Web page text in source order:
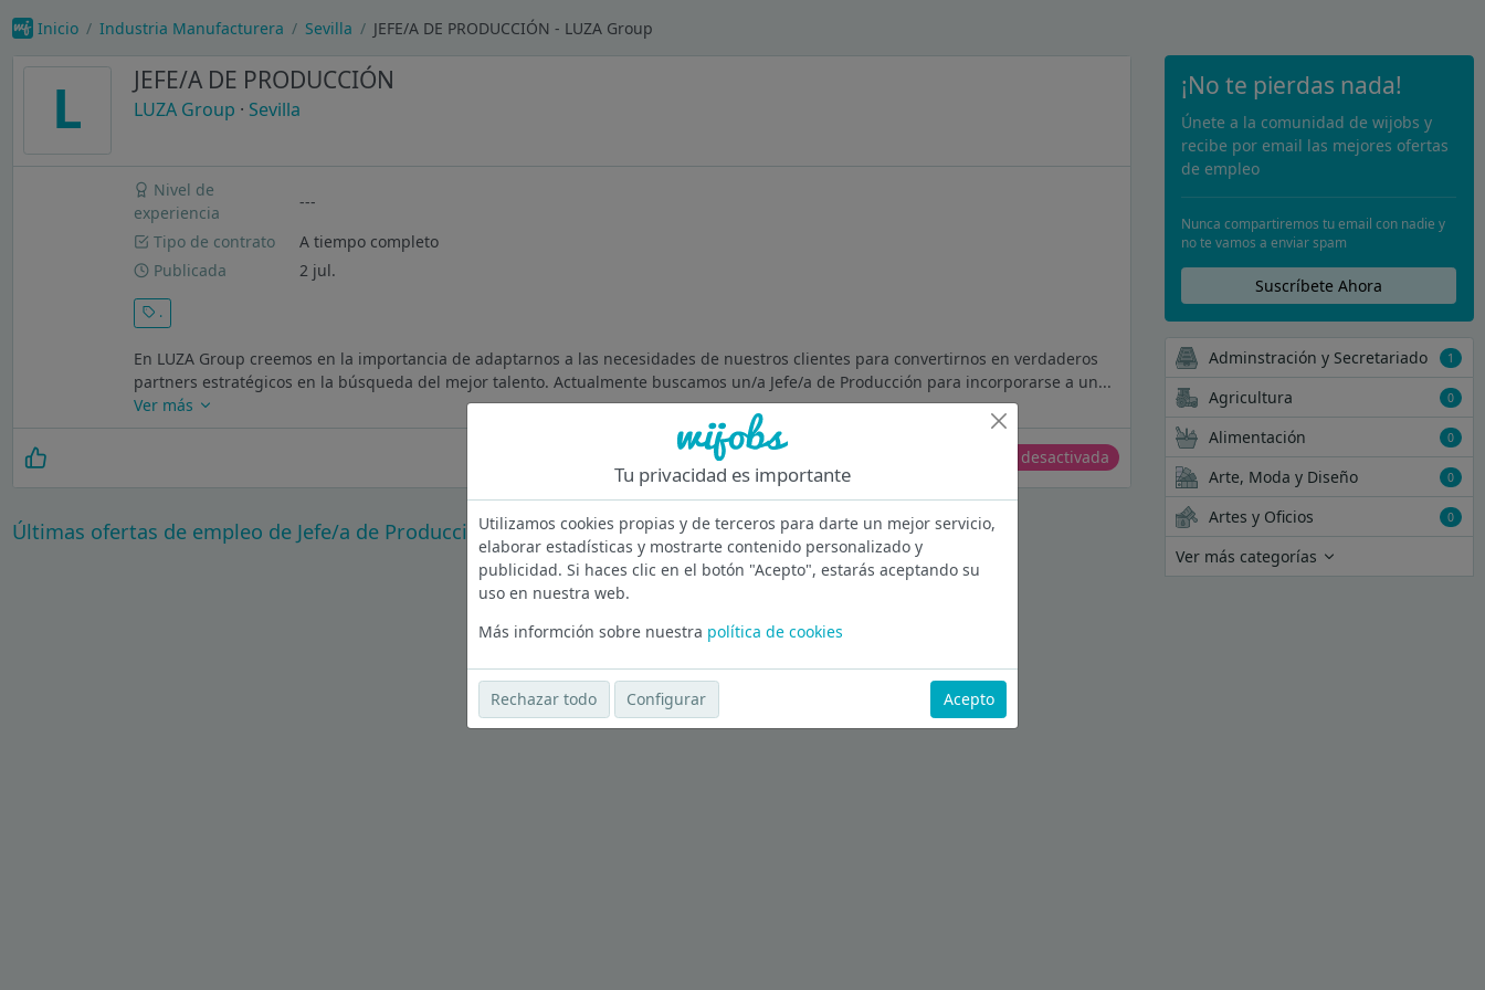
Inicio Industria Manufacturera Sevilla JEFE/A DE PRODUCCIÓN - LUZA Group
L JEFE/A DE PRODUCCIÓN
LUZA Group · Sevilla
Nivel de
experiencia
---
Tipo de contrato
A tiempo completo
Publicada
2 jul.
.
En LUZA Group creemos en la importancia de adaptarnos a las necesidades de nuestros clientes para convertirnos en verdaderos
partners estratégicos en la búsqueda del mejor talento. Actualmente buscamos un/a Jefe/a de Producción para incorporarse a un...
Ver más
Oferta desactivada
Últimas ofertas de empleo de Jefe/a de Producción en Sevilla
Ver más ofertas
¡No te pierdas nada!
Únete a la comunidad de wijobs y
recibe por email las mejores ofertas
de empleo
Nunca compartiremos tu email con nadie y
no te vamos a enviar spam
Suscríbete Ahora
Adminstración y Secretariado 1
Agricultura 0
Alimentación 0
Arte, Moda y Diseño 0
Artes y Oficios 0
Ver más categorías
Tu privacidad es importante
Utilizamos cookies propias y de terceros para darte un mejor servicio,
elaborar estadísticas y mostrarte contenido personalizado y
publicidad. Si haces clic en el botón "Acepto", estarás aceptando su
uso en nuestra web.
Más informción sobre nuestra política de cookies
Rechazar todo Configurar Acepto